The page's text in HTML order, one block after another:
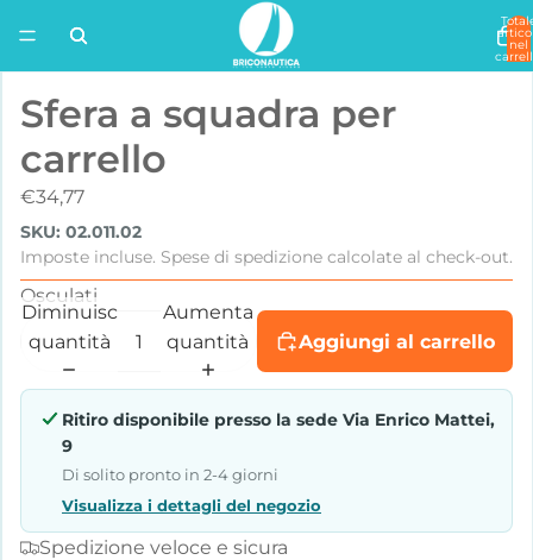
nel
Sfera a squadra per
carrello
€34,77
SKU: 02.011.02
Imposte incluse. Spese di spedizione calcolate al check-out.
Osculati
Diminuisci
quantità
Aumenta
quantità
Aggiungi al carrello
Ritiro disponibile presso la sede Via Enrico Mattei,
9
Di solito pronto in 2-4 giorni
Visualizza i dettagli del negozio
Spedizione veloce e sicura